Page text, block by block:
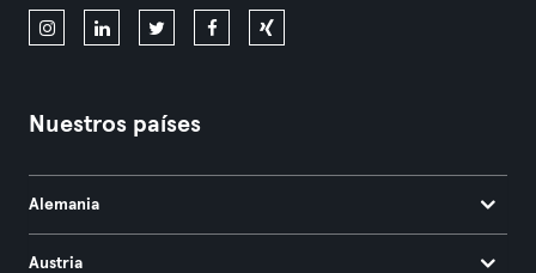
Nuestros países
Alemania
Austria